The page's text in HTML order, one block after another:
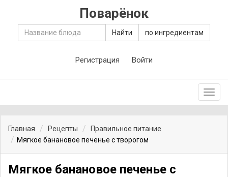
Поварёнок
Найти по ингредиентам
Регистрация Войти
Главная Рецепты
Правильное питание
Мягкое банановое печенье с творогом
Мягкое банановое печенье с